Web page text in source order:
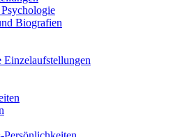
Biografien
Einzelaufstellungen